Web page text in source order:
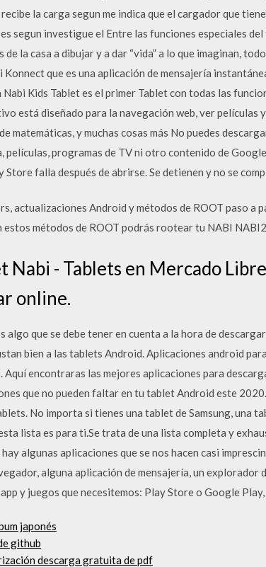
la carga segun me indica que el cargador que
segun investigue el Entre las funciones especiales
de la casa a dibujar y a dar “vida” a lo que imaginan,
Konnect que es una aplicación de mensajería
Kids Tablet es el primer Tablet con todas las
está diseñado para la navegación web, ver películas
matemáticas, y muchas cosas más No puedes
películas, programas de TV ni otro contenido de
Store falla después de abrirse. Se detienen y no se
actualizaciones Android y métodos de ROOT paso a
métodos de ROOT podrás rootear tu NABI
Nabi - Tablets en Mercado
online.
que se debe tener en cuenta a la hora de
bien a las tablets Android. Aplicaciones android
encontraras las mejores aplicaciones para
que no pueden faltar en tu tablet Android este
No importa si tienes una tablet de Samsung, una
lista es para ti.Se trata de una lista completa y
algunas aplicaciones que se nos hacen casi
alguna aplicación de mensajería, un explorador
y juegos que necesitemos: Play Store o Google
japonés
github
descarga gratuita de pdf